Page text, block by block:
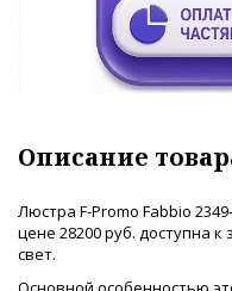
Описание
Люстра F-Promo Fabbio
цене 28200 руб. доступна
свет.